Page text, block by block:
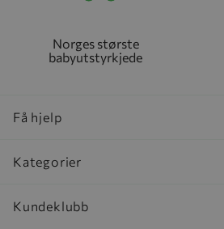
Norges største
babyutstyrkjede
Få hjelp
Kategorier
Kundeklubb